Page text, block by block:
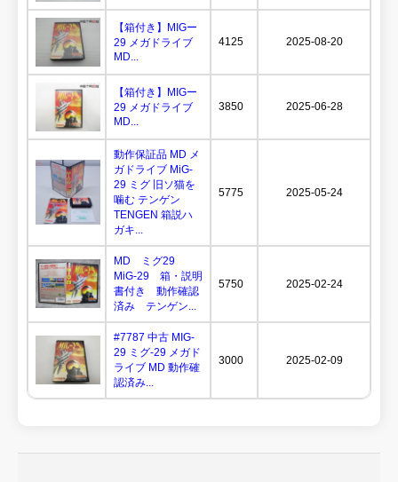
【箱付き】MIGー
29 メガドライブ
MD...
4125 2025-08-20
【箱付き】MIGー
29 メガドライブ
MD...
3850 2025-06-28
動作保証品 MD メ
ガドライブ MiG-
29 ミグ 旧ソ猫を
噛む テンゲン
TENGEN 箱説ハ
ガキ...
5775 2025-05-24
MD ミグ29
MiG-29 箱・説明
書付き 動作確認
済み テンゲン...
5750 2025-02-24
#7787 中古 MIG-
29 ミグ-29 メガド
ライブ MD 動作確
認済み...
3000 2025-02-09